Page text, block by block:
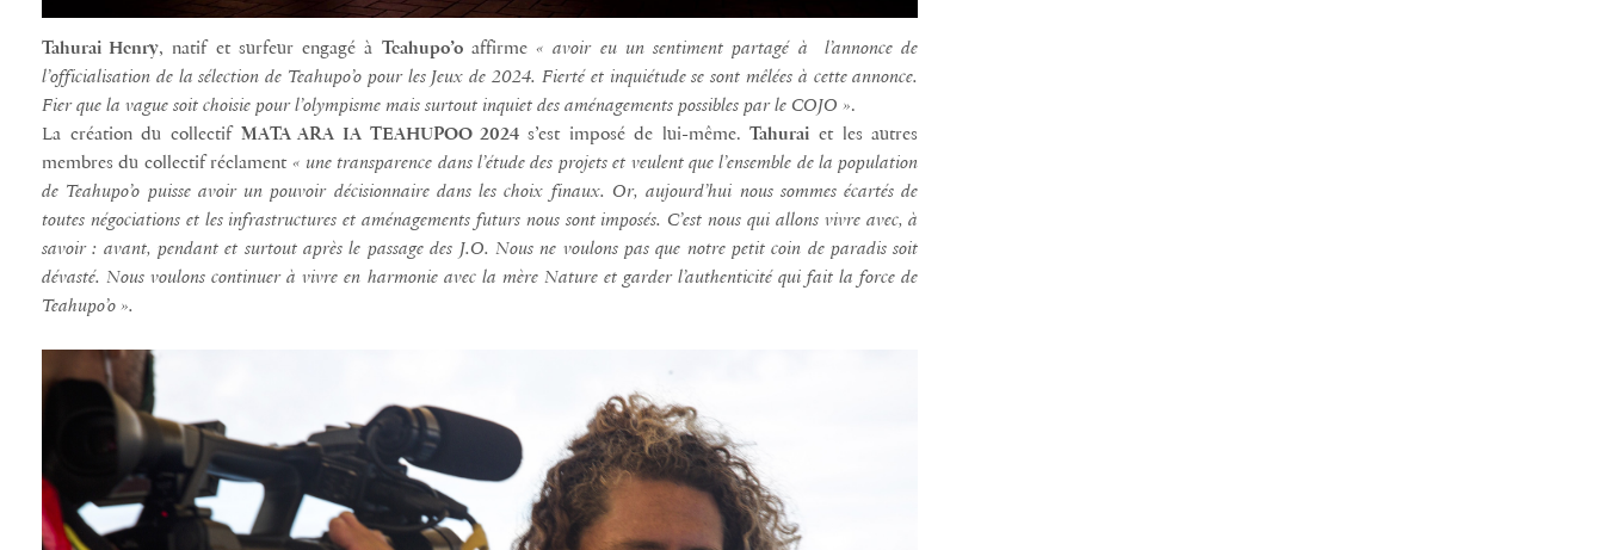
Tahurai Henry, natif et surfeur engagé à Teahupo’oaffirme« avoir eu un sentiment partagé à l’annonce de
l’officialisation de la sélection de Teahupo’o pour les Jeux de 2024. Fierté et inquiétude se sont mêlées à cette annonce.
Fier que la vague soit choisie pour l’olympisme mais surtout inquiet des aménagements possibles par le COJO ».
La création du collectif MATA ARA IA TEAHUPOO 2024 s’est imposé de lui-même.Tahurai et les autres
membres du collectif réclament « une transparence dans l’étude des projets et veulent que l’ensemble de la population
de Teahupo’o puisse avoir un pouvoir décisionnaire dans les choix finaux. Or, aujourd’hui nous sommes écartés de
toutes négociations et les infrastructures et aménagements futurs nous sont imposés. C’est nous qui allons vivre avec, à
savoir : avant, pendant et surtout après le passage des J.O. Nous ne voulons pas que notre petit coin de paradis soit
dévasté. Nous voulons continuer à vivre en harmonie avec la mère Nature et garder l’authenticité qui fait la force de
Teahupo’o ».